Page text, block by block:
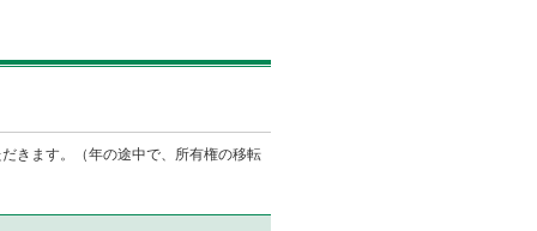
きます。（年の途中で、所有権の移転